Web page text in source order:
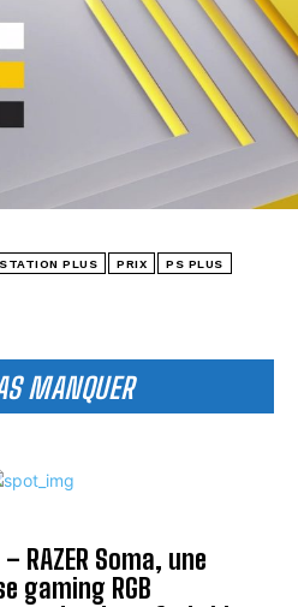
MANQUER
– RAZER Soma, une
gaming RGB
PLUS PRIX PS PLUS